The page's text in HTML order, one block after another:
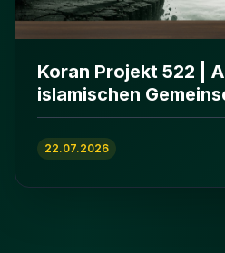
Koran Projekt 522 |
islamischen
ʿImrān 86-102
22.07.2026